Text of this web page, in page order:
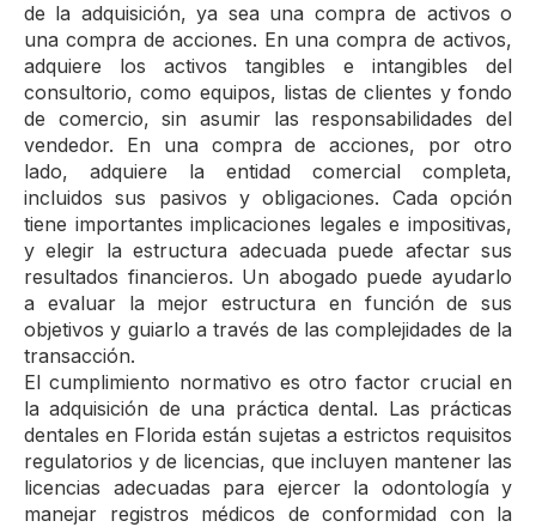
de la adquisición, ya sea una compra de activos o
una compra de acciones. En una compra de activos,
adquiere los activos tangibles e intangibles del
consultorio, como equipos, listas de clientes y fondo
de comercio, sin asumir las responsabilidades del
vendedor. En una compra de acciones, por otro
lado, adquiere la entidad comercial completa,
incluidos sus pasivos y obligaciones. Cada opción
tiene importantes implicaciones legales e impositivas,
y elegir la estructura adecuada puede afectar sus
resultados financieros. Un abogado puede ayudarlo
a evaluar la mejor estructura en función de sus
objetivos y guiarlo a través de las complejidades de la
transacción.
El cumplimiento normativo es otro factor crucial en
la adquisición de una práctica dental. Las prácticas
dentales en Florida están sujetas a estrictos requisitos
regulatorios y de licencias, que incluyen mantener las
licencias adecuadas para ejercer la odontología y
manejar registros médicos de conformidad con la